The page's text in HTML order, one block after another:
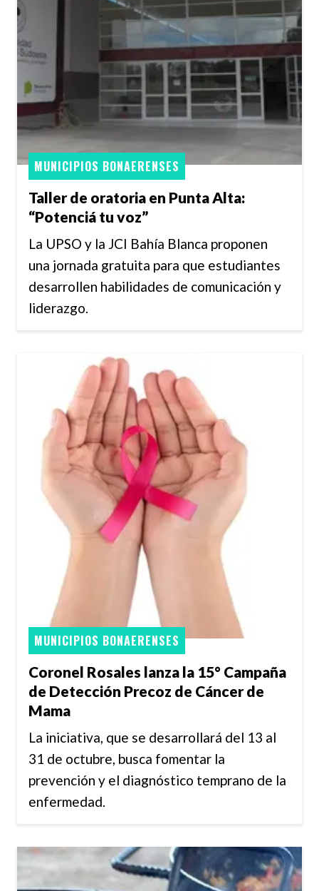
Taller de oratoria en Punta Alta:
“Potenciá tu voz”
MUNICIPIOS BONAERENSES
La UPSO y la JCI Bahía Blanca proponen
una jornada gratuita para que estudiantes
desarrollen habilidades de comunicación y
liderazgo.
Coronel Rosales lanza la 15° Campaña
de Detección Precoz de Cáncer de
Mama
MUNICIPIOS BONAERENSES
La iniciativa, que se desarrollará del 13 al
31 de octubre, busca fomentar la
prevención y el diagnóstico temprano de la
enfermedad.